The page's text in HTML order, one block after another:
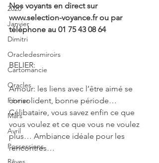
2020
Janvier
Dimitri
Oracledesmiroirs
Cartomancie
Oracles
Février
Mars
Avril
Possessions
Nos voyants en direct sur
www.selection-voyance.fr ou par
téléphone au 01 75 43 08 64
BELIER:
Amour: les liens avec l’être aimé se
consolident, bonne période…
Célibataire, vous savez enfin ce que
vous voulez et ce que vous ne voulez
plus… Ambiance idéale pour les
rencontres…